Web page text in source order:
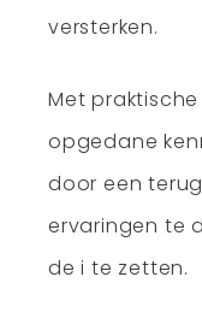
versterken.
Met
opgedane
door een
ervaringen te
de i te zetten.